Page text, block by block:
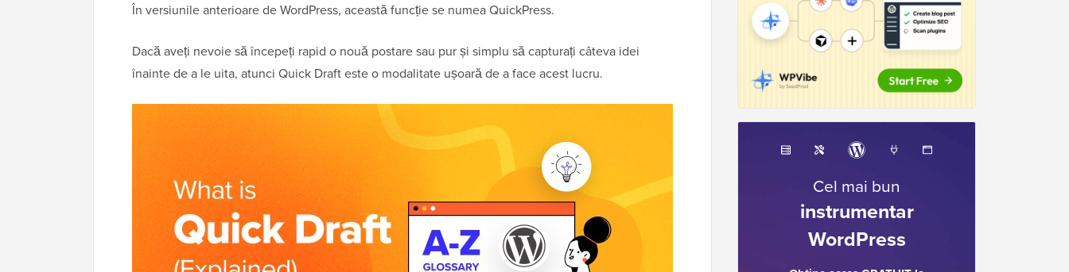
În versiunile anterioare de WordPress, această funcție se numea QuickPress.
Dacă aveți nevoie să începeți rapid o nouă postare sau pur și simplu să capturați câteva idei
înainte de a le uita, atunci Quick Draft este o modalitate ușoară de a face acest lucru.
Cel mai bun
instrumentar
WordPress